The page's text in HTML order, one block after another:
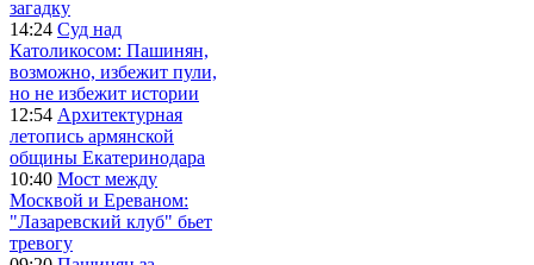
загадку
14:24 Суд над
Католикосом: Пашинян,
возможно, избежит пули,
но не избежит истории
12:54 Архитектурная
летопись армянской
общины Екатеринодара
10:40 Мост между
Москвой и Ереваном:
"Лазаревский клуб" бьет
тревогу